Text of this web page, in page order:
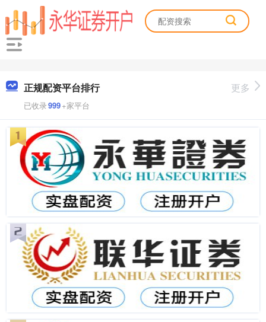
正规配资平台排行
已收录999+家平台
更多